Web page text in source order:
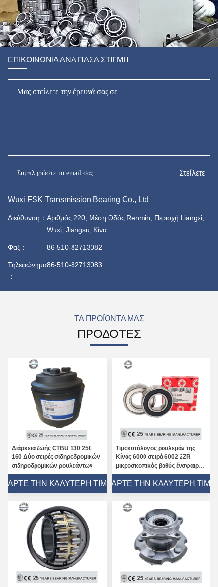
ΕΠΙΚΟΙΝΩΝΊΑ ΑΝΆ ΠΆΣΑ ΣΤΙΓΜΉ
Στείλετε
Wuxi FSK Transmission Bearing Co., Ltd
Διεύθυνση： Αριθμός 220, Μέση Οδός Renmin, Περιοχή Liangxi,
Wuxi, Jiangsu, Κίνα
Φαξ： 86-510-82713082
Τηλεφώνημα
：
86-510-82713083
ΤΑ ΠΡΟΪΌΝΤΑ ΜΑΣ
ΠΡΟΔΟΤΕΣ
Διάρκεια ζωής CTBU 130 250
160 Δύο σειρές σιδηροδρομικών
σιδηροδρομικών ρουλεάντων
ΠΆΡΤΕ ΤΗΝ ΚΑΛΎΤΕΡΗ ΤΙΜΉ
Τιμοκατάλογος ρουλεμάν της
Κίνας 6000 σειρά 6002 2ZR
μικροσκοπικός βαθύς ένσφαιρος
τριβέας αυλακιού
ΠΆΡΤΕ ΤΗΝ ΚΑΛΎΤΕΡΗ ΤΙΜΉ